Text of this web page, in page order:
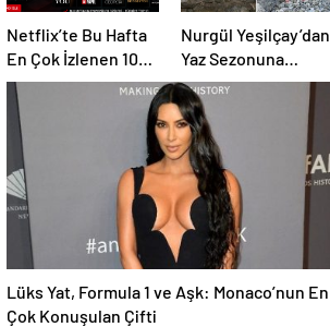
Netflix’te Bu Hafta
En Çok İzlenen 10
Dizi | Güncel Top 10
Listesi
Nurgül Yeşilçay’dan
Yaz Sezonuna
Damga Vuran
Paylaşım
Lüks Yat, Formula 1 ve Aşk: Monaco’nun En
Çok Konuşulan Çifti